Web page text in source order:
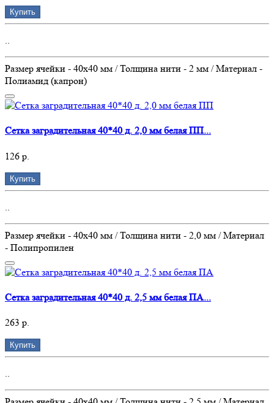
Купить
..
Размер ячейки - 40х40 мм / Толщина нити - 2 мм / Материал -
Полиамид (капрон)
Сетка заградительная 40*40 д. 2,0 мм белая ПП...
126 р.
Купить
Размер ячейки - 40х40 мм / Толщина нити - 2,0 мм / Материал
- Полипропилен
Сетка заградительная 40*40 д. 2,5 мм белая ПА...
263 р.
Купить
..